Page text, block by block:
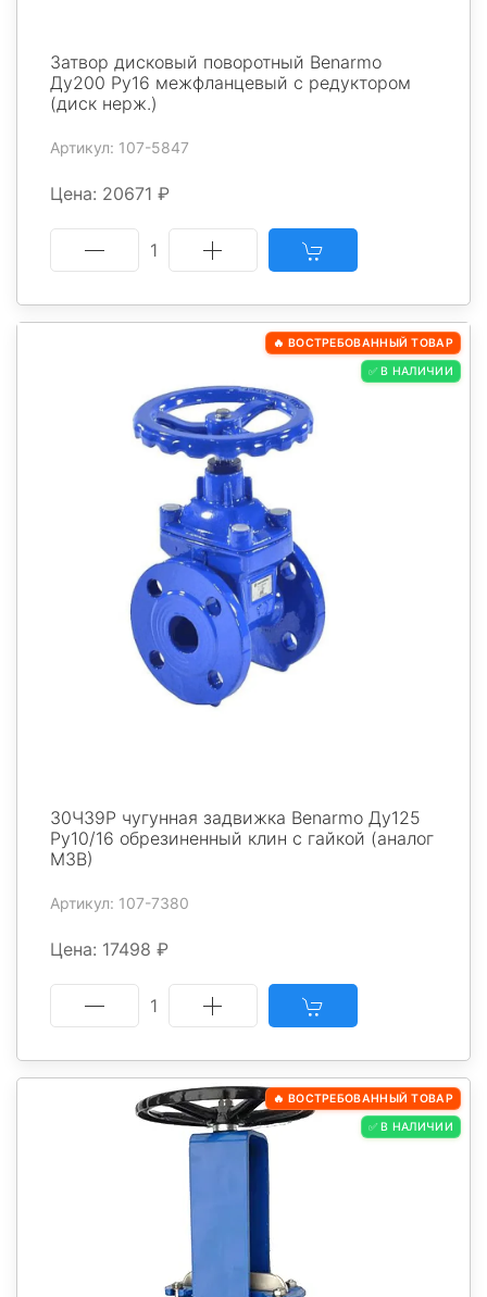
Затвор дисковый поворотный Benarmo
Ду200 Ру16 межфланцевый с редуктором
(диск нерж.)
Артикул: 107-5847
Цена: 20671 ₽
1
🔥 ВОСТРЕБОВАННЫЙ ТОВАР
✅ В НАЛИЧИИ
30Ч39Р чугунная задвижка Benarmo Ду125
Ру10/16 обрезиненный клин с гайкой (аналог
МЗВ)
Артикул: 107-7380
Цена: 17498 ₽
1
🔥 ВОСТРЕБОВАННЫЙ ТОВАР
✅ В НАЛИЧИИ